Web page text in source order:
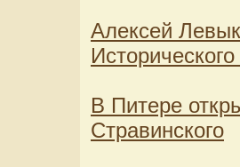
Алексей
В Питере
Стравинского